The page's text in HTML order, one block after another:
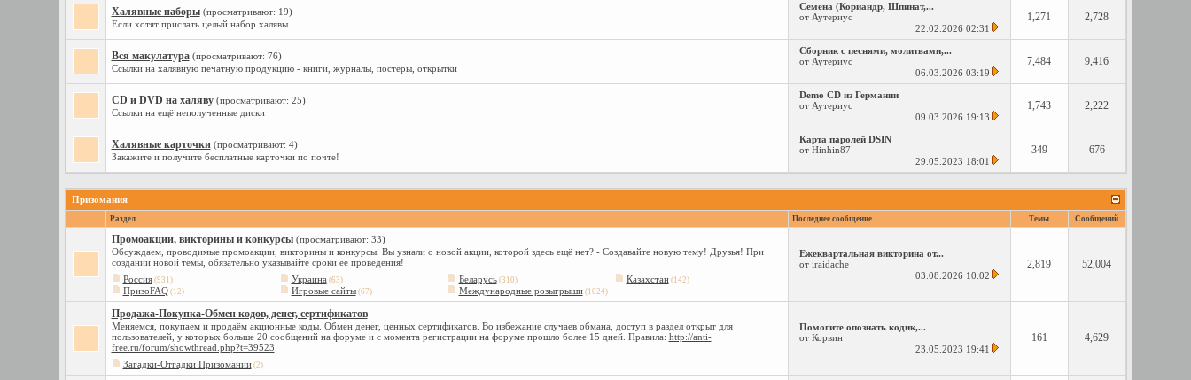
Халявные наборы (просматривают: 19)
Если хотят прислать целый набор халявы...
Семена (Кориандр, Шпинат,...
от Аутериус
22.02.2026 02:31
1,271 2,728
Вся макулатура (просматривают: 76)
Ссылки на халявную печатную продукцию - книги, журналы, постеры, открытки
Сборник с песнями, молитвами,...
от Аутериус
06.03.2026 03:19
7,484 9,416
CD и DVD на халяву (просматривают: 25)
Ссылки на ещё неполученные диски
Demo CD из Германии
от Аутериус
09.03.2026 19:13
1,743 2,222
Халявные карточки (просматривают: 4)
Закажите и получите бесплатные карточки по почте!
Карта паролей DSIN
от Hinhin87
29.05.2023 18:01
349 676
Призомания
Раздел Последнее сообщение Темы Сообщений
Промоакции, викторины и конкурсы (просматривают: 33)
Обсуждаем, проводимые промоакции, викторины и конкурсы. Вы узнали о новой акции, которой здесь ещё нет? - Создавайте новую тему! Друзья! При
создании новой темы, обязательно указывайте сроки её проведения!
Россия(931) Украина(63) Беларусь(310) Казахстан(142)
ПризоFAQ(12) Игровые сайты(67) Международные розыгрыши(1024)
Ежеквартальная викторина от...
от iraidache
03.08.2026 10:02
2,819 52,004
Продажа-Покупка-Обмен кодов, денег, сертификатов
Меняемся, покупаем и продаём акционные коды. Обмен денег, ценных сертификатов. Во избежание случаев обмана, доступ в раздел открыт для
пользователей, у которых больше 20 сообщений на форуме и с момента регистрации на форуме прошло более 15 дней. Правила: http://anti-
free.ru/forum/showthread.php?t=39523
Загадки-Отгадки Призомании(2)
Помогите опознать кодик,...
от Корвин
23.05.2023 19:41
161 4,629